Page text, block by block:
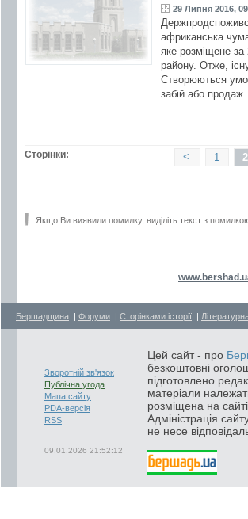
29 Липня 2016,
африканська
яке розміщене за
району. Отже,
Створюються
забій або
Сторінки: 2
1
<
Якщо Ви виявили помилку, виділіть текст з
Бершадщина | Форуми | Сторінками історії |
Зворотній зв'язок
Публічна угода
Мапа сайту
PDA-версія
RSS
09.01.2026 21:52:12
Цей сайт - про
безкоштовні
підготовлено
матеріали
розміщена на сайті
Адміністрація
не несе